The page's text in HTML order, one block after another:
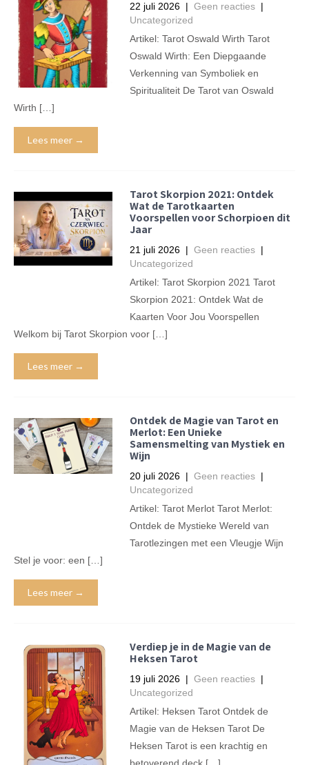
22 juli 2026 | Geen reacties |
Uncategorized
Artikel: Tarot Oswald Wirth Tarot
Oswald Wirth: Een Diepgaande
Verkenning van Symboliek en
Spiritualiteit De Tarot van Oswald
Wirth […]
Lees meer →
Tarot Skorpion 2021: Ontdek
Wat de Tarotkaarten
Voorspellen voor Schorpioen dit
Jaar
21 juli 2026 | Geen reacties |
Uncategorized
Artikel: Tarot Skorpion 2021 Tarot
Skorpion 2021: Ontdek Wat de
Kaarten Voor Jou Voorspellen
Welkom bij Tarot Skorpion voor […]
Lees meer →
Ontdek de Magie van Tarot en
Merlot: Een Unieke
Samensmelting van Mystiek en
Wijn
20 juli 2026 | Geen reacties |
Uncategorized
Artikel: Tarot Merlot Tarot Merlot:
Ontdek de Mystieke Wereld van
Tarotlezingen met een Vleugje Wijn
Stel je voor: een […]
Lees meer →
Verdiep je in de Magie van de
Heksen Tarot
19 juli 2026 | Geen reacties |
Uncategorized
Artikel: Heksen Tarot Ontdek de
Magie van de Heksen Tarot De
Heksen Tarot is een krachtig en